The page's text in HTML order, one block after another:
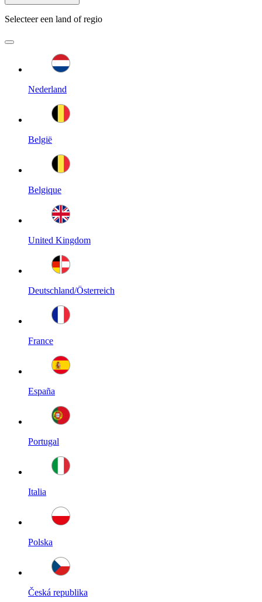
Selecteer een land of regio
Nederland
België
Belgique
United Kingdom
Deutschland/Österreich
France
España
Portugal
Italia
Polska
Česká republika